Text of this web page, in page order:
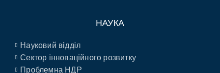
НАУКА
Науковий відділ
Сектор інноваційного розвитку
Проблемна НДР